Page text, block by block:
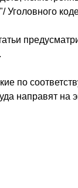
Уголовного
по
направят на